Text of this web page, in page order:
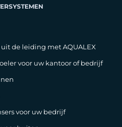
de leiding met AQUALEX
voor uw kantoor of bedrijf
voor uw bedrijf